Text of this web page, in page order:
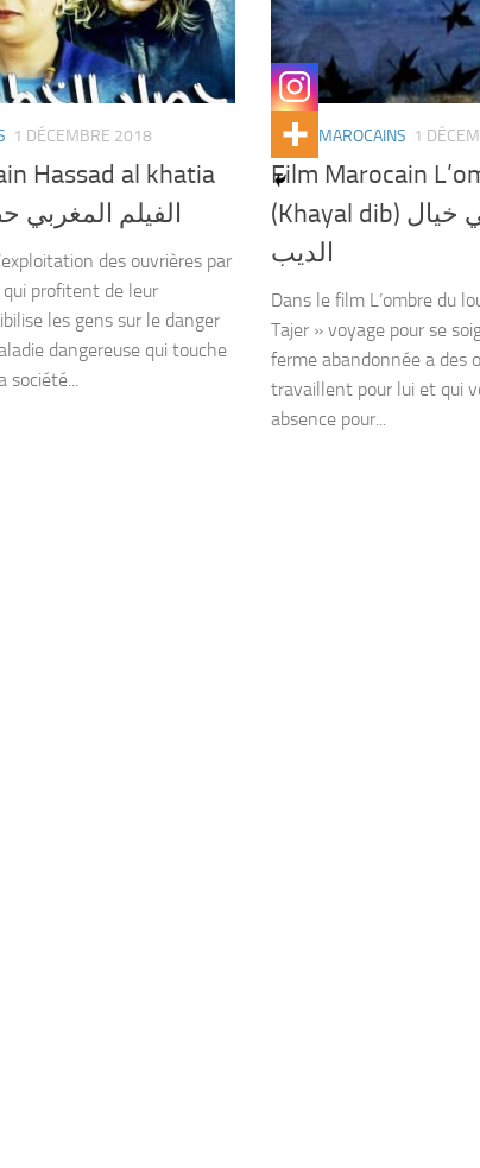
1 DÉCEMBRE 2018
Hassad al khatia
الفيلم المغربي
des ouvrières par
profitent de leur
les gens sur le danger
dangereuse qui touche
société...
FILMS MAROCAINS 1
Film Marocain
(Khayal dib) الفيلم المغربي خيال
الديب
Dans le film L’ombre du
Tajer » voyage pour se
ferme abandonnée a des
travaillent pour lui et qui
absence pour...